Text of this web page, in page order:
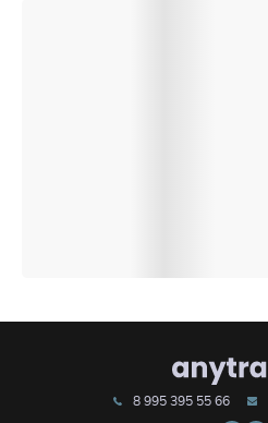
8 995 395 55 66